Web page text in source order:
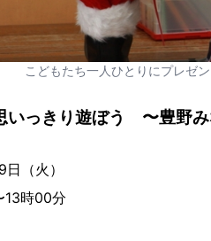
こどもたち一人ひとりにプレゼ
いっきり遊ぼう 〜豊野
（火）
時00分